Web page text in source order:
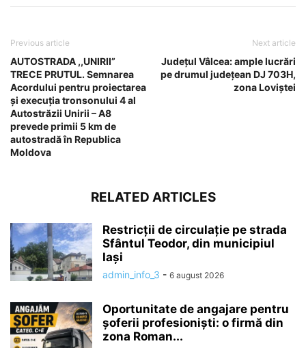
Previous article
AUTOSTRADA ,,UNIRII”
TRECE PRUTUL. Semnarea
Acordului pentru proiectarea
și execuția tronsonului 4 al
Autostrăzii Unirii – A8
prevede primii 5 km de
autostradă în Republica
Moldova
Next article
Județul Vâlcea: ample lucrări
pe drumul județean DJ 703H,
zona Loviștei
RELATED ARTICLES
Restricții de circulație pe strada
Sfântul Teodor, din municipiul
Iași
admin_info_3 - 6 august 2026
Oportunitate de angajare pentru
șoferii profesioniști: o firmă din
zona Roman...